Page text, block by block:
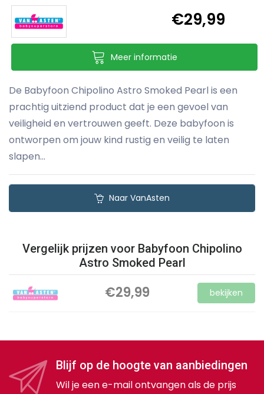
€29,99
Meer informatie
De Babyfoon Chipolino Astro Smoked Pearl is een
prachtig uitziend product dat je een gevoel van
veiligheid en vertrouwen geeft. Deze babyfoon is
ontworpen om jouw kind rustig en veilig te laten
slapen...
Naar VanAsten
Vergelijk prijzen voor Babyfoon Chipolino
Astro Smoked Pearl
€29,99 bekijken
Blijf op de hoogte van aanbiedingen
Wil je een e-mail ontvangen als de prijs